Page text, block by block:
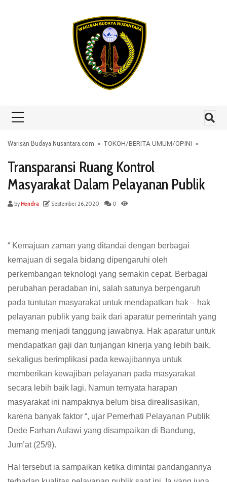
Warisan Budaya Nusantara.com » TOKOH/BERITA UMUM/OPINI »
Transparansi Ruang Kontrol
Masyarakat Dalam Pelayanan Publik
byHendra September 26, 2020 0
“ Kemajuan zaman yang ditandai dengan berbagai
kemajuan di segala bidang dipengaruhi oleh
perkembangan teknologi yang semakin cepat. Berbagai
perubahan peradaban ini, salah satunya berpengaruh
pada tuntutan masyarakat untuk mendapatkan hak – hak
pelayanan publik yang baik dari aparatur pemerintah yang
memang menjadi tanggung jawabnya. Hak aparatur untuk
mendapatkan gaji dan tunjangan kinerja yang lebih baik,
sekaligus berimplikasi pada kewajibannya untuk
memberikan kewajiban pelayanan pada masyarakat
secara lebih baik lagi. Namun ternyata harapan
masyarakat ini nampaknya belum bisa direalisasikan,
karena banyak faktor “, ujar Pemerhati Pelayanan Publik
Dede Farhan Aulawi yang disampaikan di Bandung,
Jum’at (25/9).
Hal tersebut ia sampaikan ketika dimintai pandangannya